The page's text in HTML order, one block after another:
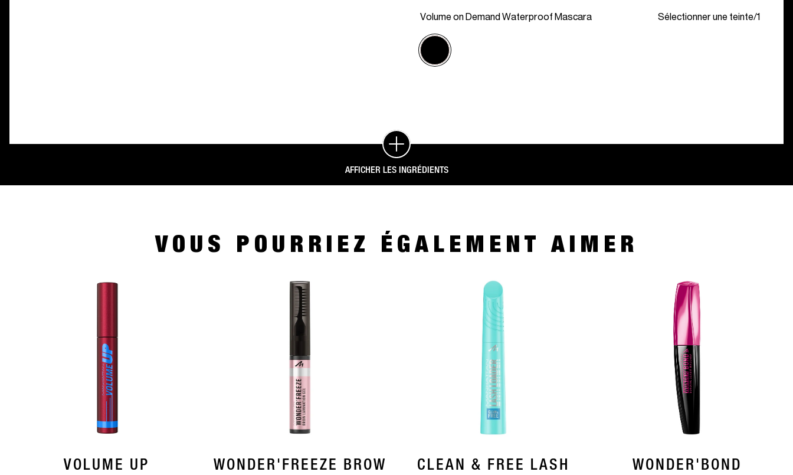
Volume on Demand Waterproof Mascara Sélectionner une teinte/1
AFFICHER LES INGRÉDIENTS
VOUS POURRIEZ ÉGALEMENT AIMER
VOLUME UP
WONDER'FREEZE BROW
CLEAN & FREE LASH
WONDER'BOND